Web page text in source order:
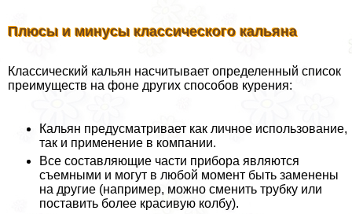
Плюсы и минусы классического кальяна
Классический кальян насчитывает определенный список
преимуществ на фоне других способов курения:
Кальян предусматривает как личное использование,
так и применение в компании.
Все составляющие части прибора являются
съемными и могут в любой момент быть заменены
на другие (например, можно сменить трубку или
поставить более красивую колбу).